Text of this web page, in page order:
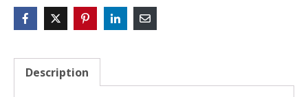
Description